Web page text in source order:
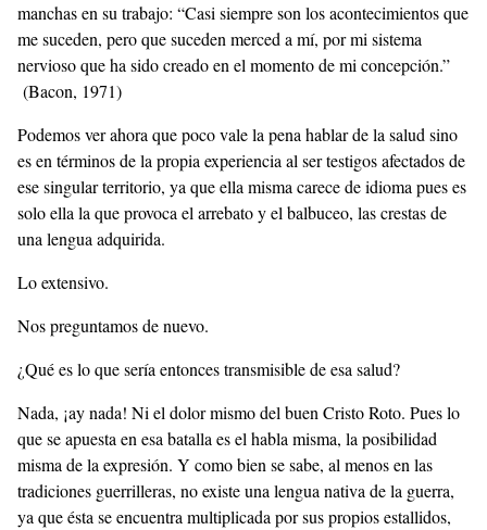
manchas en su trabajo: “Casi siempre son los acontecimientos que
me suceden, pero que suceden merced a mí, por mi sistema
nervioso que ha sido creado en el momento de mi concepción.”
(Bacon, 1971)
Podemos ver ahora que poco vale la pena hablar de la salud sino
es en términos de la propia experiencia al ser testigos afectados de
ese singular territorio, ya que ella misma carece de idioma pues es
solo ella la que provoca el arrebato y el balbuceo, las crestas de
una lengua adquirida.
Lo extensivo.
Nos preguntamos de nuevo.
¿Qué es lo que sería entonces transmisible de esa salud?
Nada, ¡ay nada! Ni el dolor mismo del buen Cristo Roto. Pues lo
que se apuesta en esa batalla es el habla misma, la posibilidad
misma de la expresión. Y como bien se sabe, al menos en las
tradiciones guerrilleras, no existe una lengua nativa de la guerra,
ya que ésta se encuentra multiplicada por sus propios estallidos,